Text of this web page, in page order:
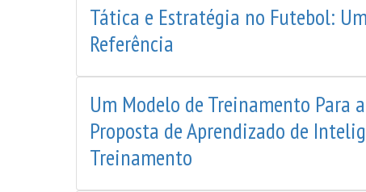
Tática e Estratégia no Futebol:
Referência
Um Modelo de Treinamento Para
Proposta de Aprendizado de
Treinamento